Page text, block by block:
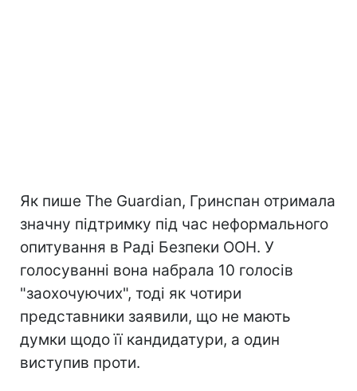
Як пише The Guardian, Гринспан отримала
значну підтримку під час неформального
опитування в Раді Безпеки ООН. У
голосуванні вона набрала 10 голосів
"заохочуючих", тоді як чотири
представники заявили, що не мають
думки щодо її кандидатури, а один
виступив проти.